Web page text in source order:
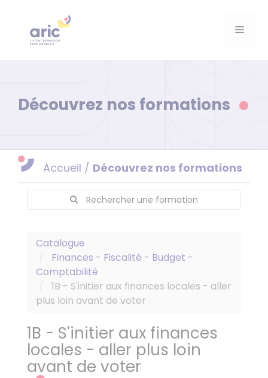
contenu
Menu
Découvrez nos formations
Accueil / Découvrez nos formations
Rechercher une formation
Catalogue
Finances - Fiscalité - Budget -
Comptabilité
1B - S'initier aux finances locales - aller
plus loin avant de voter
1B - S'initier aux finances
locales - aller plus loin
avant de voter